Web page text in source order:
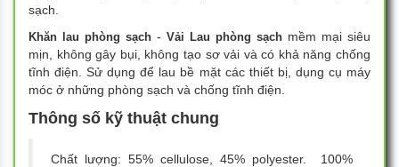
sạch.
Khăn lau phòng sạch - Vải Lau phòng sạch mềm mại siêu
mịn, không gây bụi, không tạo sơ vải và có khả năng chống
tĩnh điện. Sử dụng để lau bề mặt các thiết bị, dụng cụ máy
móc ở những phòng sạch và chống tĩnh điện.
Thông số kỹ thuật chung
Chất lượng: 55% cellulose, 45% polyester. 100%